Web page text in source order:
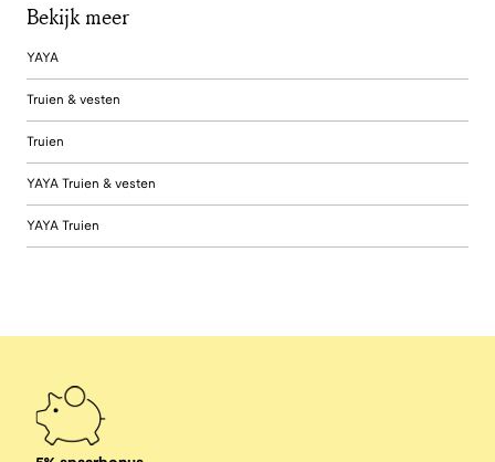
Bekijk meer
YAYA
Truien & vesten
Truien
YAYA Truien & vesten
YAYA Truien